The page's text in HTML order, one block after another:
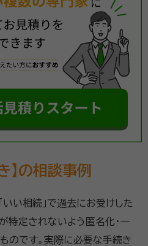
】の相談事例
いい相続」で過去にお受けした
特定されないよう匿名化・一
のです。実際に必要な手続き